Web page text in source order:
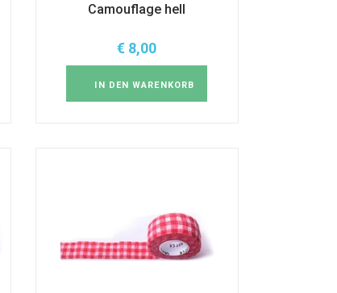
Camouflage hell
€ 8,00
IN DEN WARENKORB